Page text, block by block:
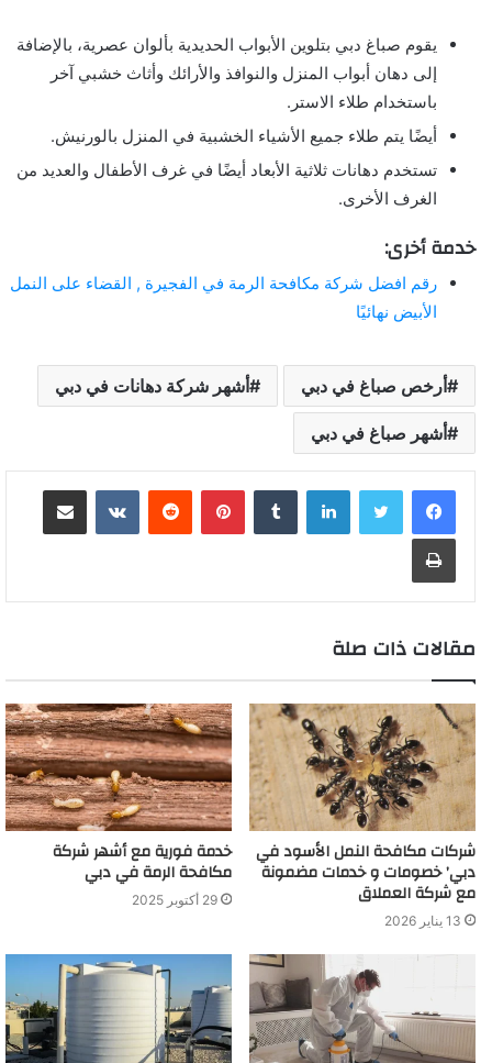
يقوم صباغ دبي بتلوين الأبواب الحديدية بألوان عصرية، بالإضافة
إلى دهان أبواب المنزل والنوافذ والأرائك وأثاث خشبي آخر
باستخدام طلاء الاستر.
أيضًا يتم طلاء جميع الأشياء الخشبية في المنزل بالورنيش.
تستخدم دهانات ثلاثية الأبعاد أيضًا في غرف الأطفال والعديد من
الغرف الأخرى.
خدمة أخرى:
رقم افضل شركة مكافحة الرمة في الفجيرة , القضاء على النمل
الأبيض نهائيًا
أرخص صباغ في دبي أشهر شركة دهانات في دبي
أشهر صباغ في دبي
لينكدإن بينتيريست مشاركة عبر البريد
طباعة
مقالات ذات صلة
شركات مكافحة النمل الأسود في
دبي’ خصومات و خدمات مضمونة
مع شركة العملاق
13 يناير 2026
خدمة فورية مع أشهر شركة
مكافحة الرمة في دبي
29 أكتوبر 2025